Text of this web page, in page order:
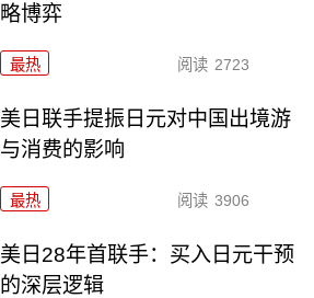
略博弈
最热 阅读 2723
美日联手提振日元对中国出境游
与消费的影响
最热 阅读 3906
美日28年首联手：买入日元干预
的深层逻辑